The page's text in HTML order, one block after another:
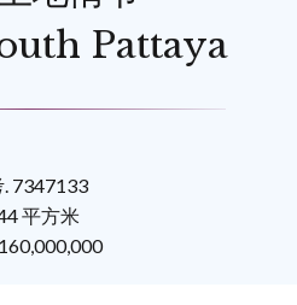
Pattaya
7347133
平方米